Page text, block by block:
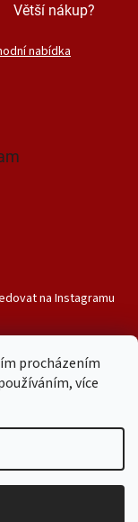
procházením
více
Větší nákup?
nabídka
na Instagramu
vyhrazena.Upravit